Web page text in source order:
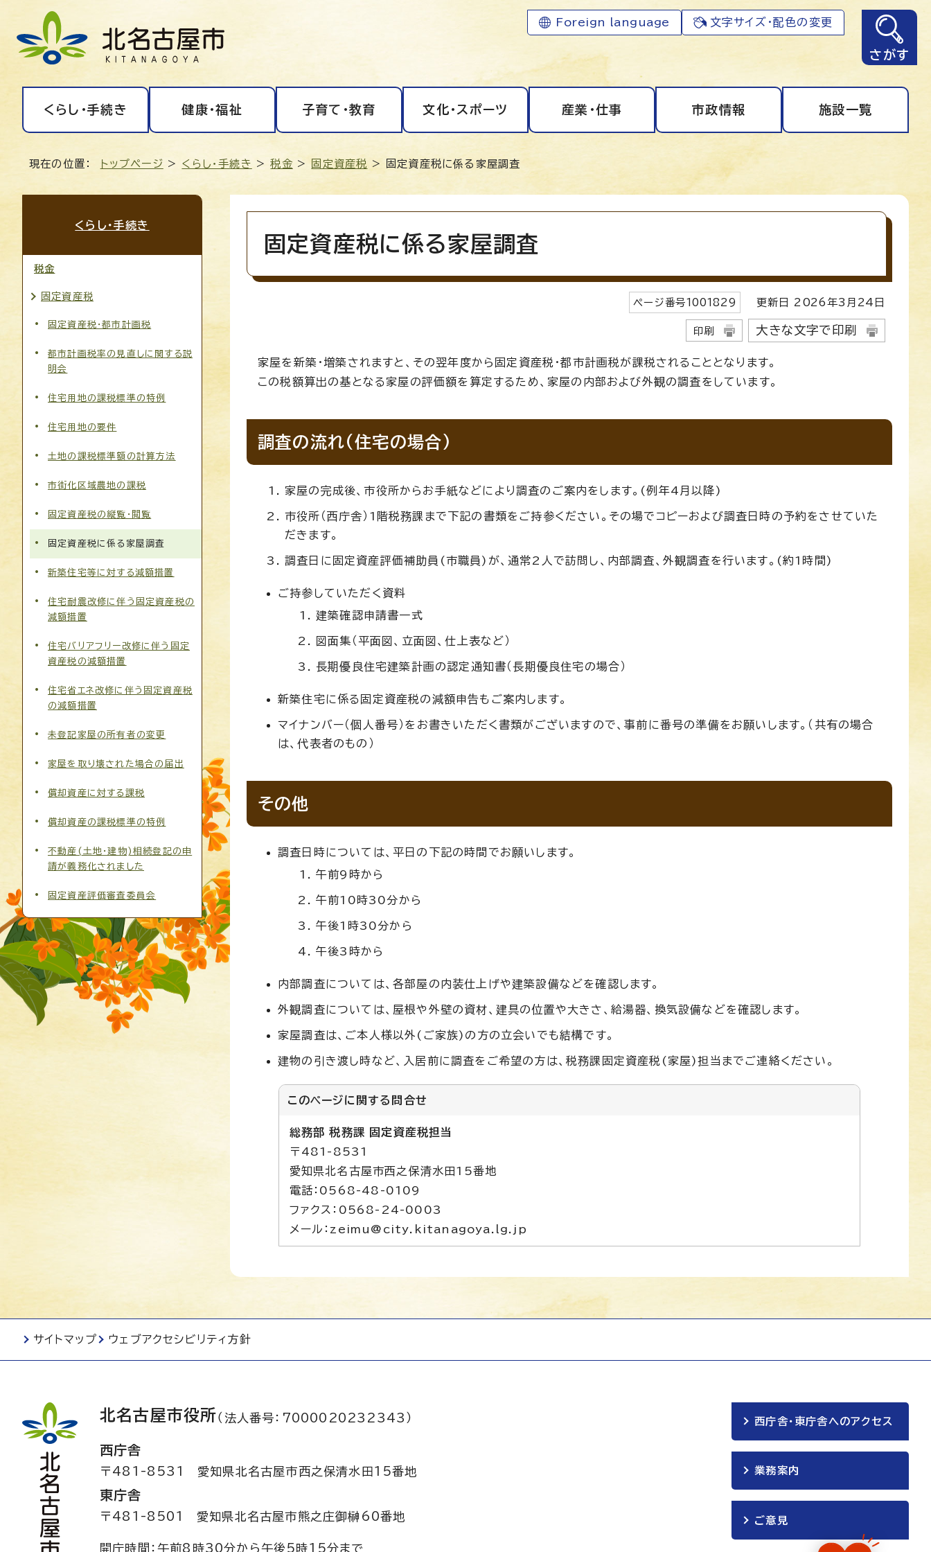
Foreign language 文字サイズ・配色の変更
さがす
くらし・手続き 健康・福祉 子育て・教育 文化・スポーツ 産業・仕事 市政情報 施設一覧
現在の位置： トップページ > くらし・手続き >税金 >固定資産税 > 固定資産税に係る家屋調査
固定資産税に係る家屋調査
ページ番号1001829 更新日 2026 年3月 24 日
印刷 大きな文字で印刷
家屋を新築・増築されますと、その翌年度から固定資産税・都市計画税が課税されることとなります。
この税額算出の基となる家屋の評価額を算定するため、家屋の内部および外観の調査をしています。
調査の流れ(住宅の場合)
家屋の完成後、市役所からお手紙などにより調査のご案内をします。(例年4月以降)
市役所（西庁舎）1階税務課まで下記の書類をご持参ください。その場でコピーおよび調査日時の予約をさせていた
だきます。
調査日に固定資産評価補助員(市職員)が、通常2人で訪問し、内部調査、外観調査を行います。(約1時間)
ご持参していただく資料
建築確認申請書一式
図面集（平面図、立面図、仕上表など）
長期優良住宅建築計画の認定通知書（長期優良住宅の場合）
新築住宅に係る固定資産税の減額申告もご案内します。
マイナンバー（個人番号）をお書きいただく書類がございますので、事前に番号の準備をお願いします。（共有の場合
は、代表者のもの）
その他
調査日時については、平日の下記の時間でお願いします。
午前9時から
午前10時30分から
午後1時30分から
午後3時から
内部調査については、各部屋の内装仕上げや建築設備などを確認します。
外観調査については、屋根や外壁の資材、建具の位置や大きさ、給湯器、換気設備などを確認します。
家屋調査は、ご本人様以外(ご家族)の方の立会いでも結構です。
建物の引き渡し時など、入居前に調査をご希望の方は、税務課固定資産税(家屋)担当までご連絡ください。
このページに関する 問合せ
総務部 税務課 固定資産税担当
〒481-8531
愛知県北名古屋市西之保清水田15番地
電話：0568-48-0109
ファクス：0568-24-0003
メール：zeimu@city.kitanagoya.lg.jp
くらし・手続き
税金
固定資産税
固定資産税・都市計画税
都市計画税率の見直しに関する説
明会
住宅用地の課税標準の特例
住宅用地の要件
土地の課税標準額の計算方法
市街化区域農地の課税
固定資産税の縦覧・閲覧
固定資産税に係る家屋調査
新築住宅等に対する減額措置
住宅耐震改修に伴う固定資産税の
減額措置
住宅バリアフリー改修に伴う固定
資産税の減額措置
住宅省エネ改修に伴う固定資産税
の減額措置
未登記家屋の所有者の変更
家屋を取り壊された場合の届出
償却資産に対する課税
償却資産の課税標準の特例
不動産(土地・建物)相続登記の申
請が義務化されました
固定資産評価審査委員会
サイトマップ ウェブアクセシビリティ方針
北名古屋市役所（法人番号：7000020232343）
西庁舎
〒481-8531 愛知県北名古屋市西之保清水田15番地
東庁舎
〒481-8501 愛知県北名古屋市熊之庄御榊60番地
開庁時間：午前8時30分から午後5時15分まで
西庁舎・東庁舎へのアクセス
業務案内
ご意見